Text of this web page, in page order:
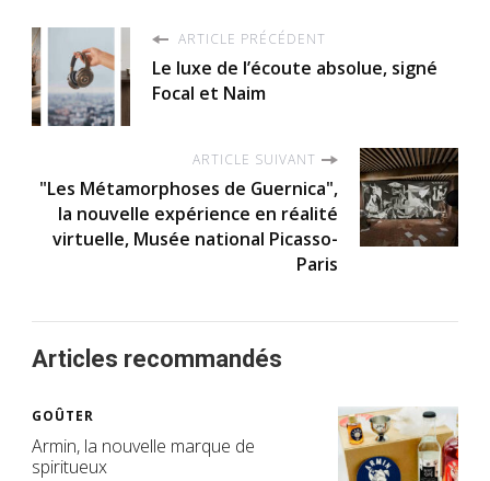
ARTICLE PRÉCÉDENT
Le luxe de l’écoute absolue, signé
Focal et Naim
ARTICLE SUIVANT
"Les Métamorphoses de Guernica",
la nouvelle expérience en réalité
virtuelle, Musée national Picasso-
Paris
Articles recommandés
GOÛTER
Armin, la nouvelle marque de
spiritueux